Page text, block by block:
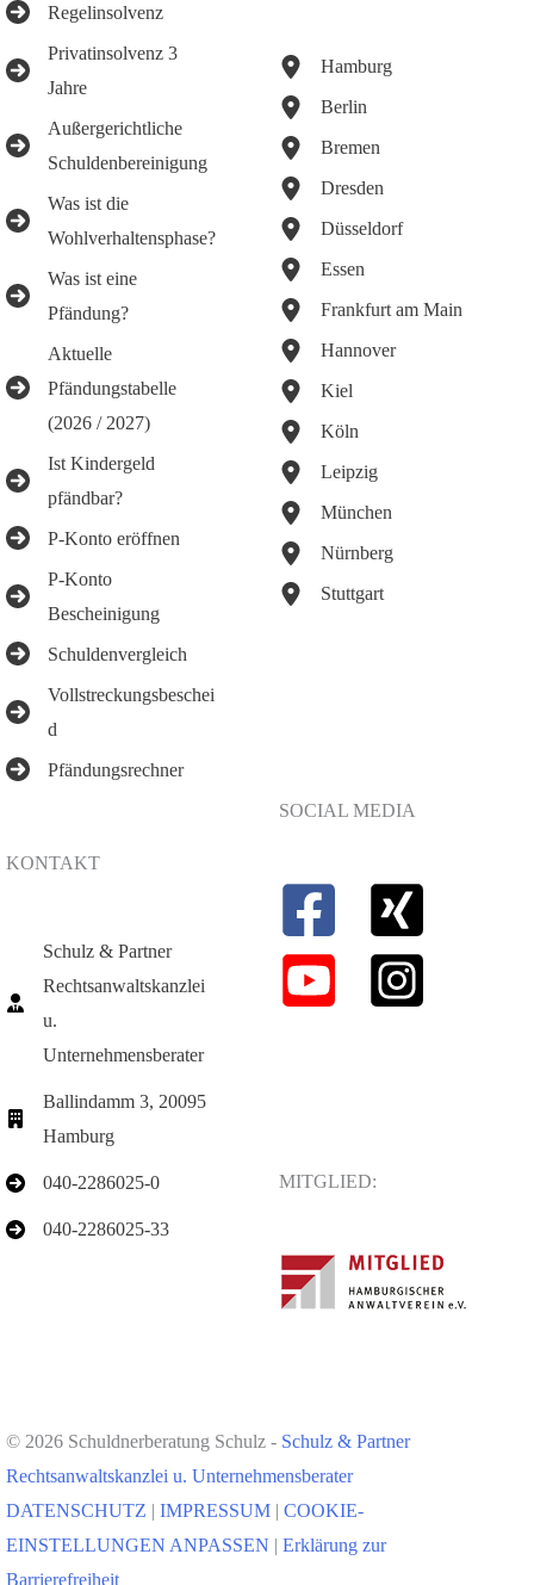
Regelinsolvenz
Privatinsolvenz 3
Jahre
Außergerichtliche
Schuldenbereinigung
Was ist die
Wohlverhaltensphase?
Was ist eine
Pfändung?
Aktuelle
Pfändungstabelle
(2026 / 2027)
Ist Kindergeld
pfändbar?
P-Konto eröffnen
P-Konto
Bescheinigung
Schuldenvergleich
Vollstreckungsbeschei
d
Pfändungsrechner
Hamburg
Berlin
Bremen
Dresden
Düsseldorf
Essen
Frankfurt am Main
Hannover
Kiel
Köln
Leipzig
München
Nürnberg
Stuttgart
KONTAKT
Schulz & Partner
Rechtsanwaltskanzlei
u.
Unternehmensberater
Ballindamm 3, 20095
Hamburg
040-2286025-0
040-2286025-33
SOCIAL MEDIA
MITGLIED:
© 2026 Schuldnerberatung Schulz - Schulz & Partner
Rechtsanwaltskanzlei u. Unternehmensberater
DATENSCHUTZ | IMPRESSUM | COOKIE-
EINSTELLUNGEN ANPASSEN | Erklärung zur
Barrierefreiheit